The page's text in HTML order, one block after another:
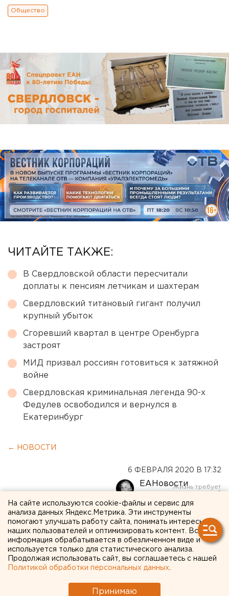
Общество
ЧИТАЙТЕ ТАКЖЕ:
В Свердловской области пересчитали
доплаты к пенсиям летчикам и шахтерам
Свердловский титановый гигант получил
крупный убыток
Сгоревший квартал в центре Оренбурга
застроят
МИД призвал россиян готовиться к затяжной
войне
Свердловская криминальная легенда 90-х
Федулев освободился и вернулся в
Екатеринбург
← НОВОСТИ
6 ФЕВРАЛЯ 2020 В 17:32
ЕАНовости
В Екатеринбурге
эвакуируют «Высоцкий»
На сайте используются cookie-файлы и сервис для
анализа данных Яндекс.Метрика. Эти инструменты
помогают улучшать работу сайта, понимать интересы
наших пользователей и оптимизировать контент. Вся
информация обрабатывается в обезличенном виде и
используется только для статистического анализа.
Продолжая использовать сайт, вы соглашаетесь с нашей
Политикой обработки персональных данных
Принимаю